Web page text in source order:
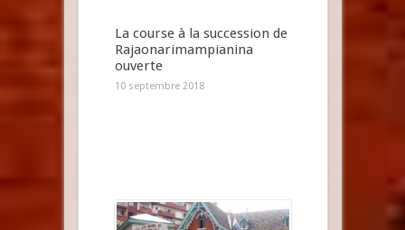
La course à la succession de
Rajaonarimampianina
ouverte
10 septembre 2018